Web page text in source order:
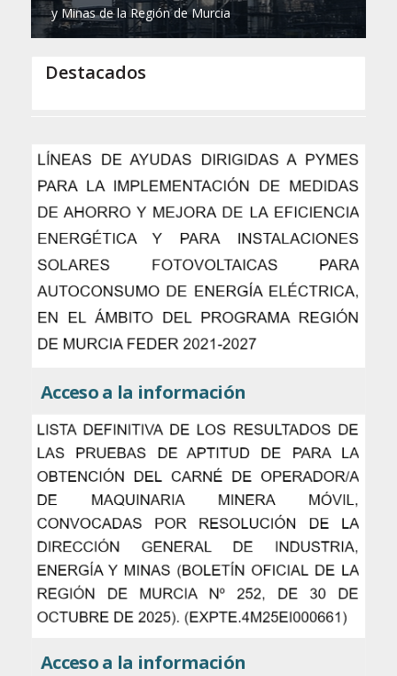
y Minas de la Región de Murcia
Destacados
Acceso a la información
Acceso a la información